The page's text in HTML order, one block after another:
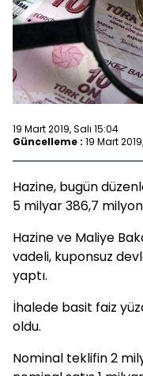
19 Mart 2019, Salı 15:04
Güncelleme : 19 Mart
Hazine, bugün
5 milyar 386,7
Hazine ve Maliye
vadeli, kuponsuz
yaptı.
İhalede basit faiz
oldu.
Nominal teklifin 2